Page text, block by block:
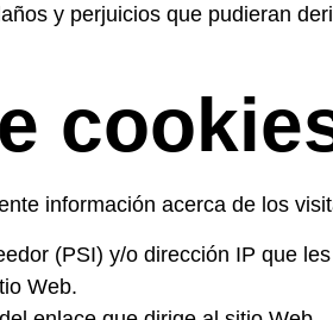
y perjuicios que pudieran
información acerca de los
(PSI) y/o dirección IP que
Web.